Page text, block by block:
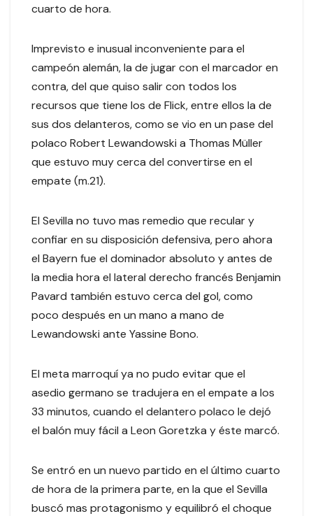
cuarto de hora.
Imprevisto e inusual inconveniente para el
campeón alemán, la de jugar con el marcador en
contra, del que quiso salir con todos los
recursos que tiene los de Flick, entre ellos la de
sus dos delanteros, como se vio en un pase del
polaco Robert Lewandowski a Thomas Müller
que estuvo muy cerca del convertirse en el
empate (m.21).
El Sevilla no tuvo mas remedio que recular y
confiar en su disposición defensiva, pero ahora
el Bayern fue el dominador absoluto y antes de
la media hora el lateral derecho francés Benjamin
Pavard también estuvo cerca del gol, como
poco después en un mano a mano de
Lewandowski ante Yassine Bono.
El meta marroquí ya no pudo evitar que el
asedio germano se tradujera en el empate a los
33 minutos, cuando el delantero polaco le dejó
el balón muy fácil a Leon Goretzka y éste marcó.
Se entró en un nuevo partido en el último cuarto
de hora de la primera parte, en la que el Sevilla
buscó mas protagonismo y equilibró el choque